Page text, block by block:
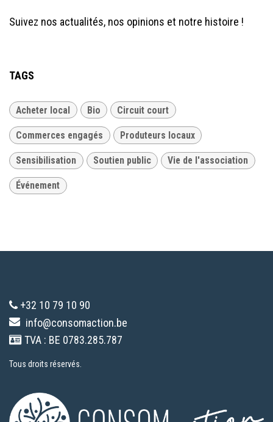
Suivez nos actualités, nos opinions et notre histoire !
TAGS
Acheter local Bio Circuit court
Commerces engagés Produteurs locaux
Sensibilisation Soutien public Vie de l'association
Événement
+32 10 79 10 90
info@consomaction.be
TVA : BE 0783.285.787
Tous droits réservés.